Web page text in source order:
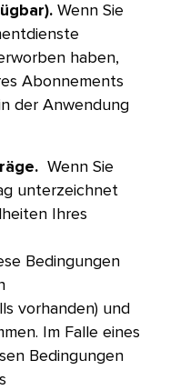
Wenn Sie
haben,
Abonnements
der Anwendung
Wenn Sie
unterzeichnet
Ihres
Bedingungen
vorhanden) und
Im Falle eines
Bedingungen